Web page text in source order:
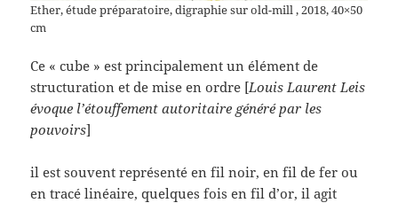
Ether, étude préparatoire, digraphie sur old-mill , 2018, 40×50
cm
Ce « cube » est principalement un élément de
structuration et de mise en ordre [Louis Laurent Leis
évoque l’étouffement autoritaire généré par les
pouvoirs]
il est souvent représenté en fil noir, en fil de fer ou
en tracé linéaire, quelques fois en fil d’or, il agit